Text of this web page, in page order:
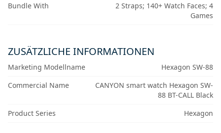
Bundle With
2 Straps; 140+ Watch Faces; 4
Games
ZUSÄTZLICHE INFORMATIONEN
Marketing Modellname
Hexagon SW-88
Commercial Name
CANYON smart watch Hexagon SW-
88 BT-CALL Black
Product Series
Hexagon